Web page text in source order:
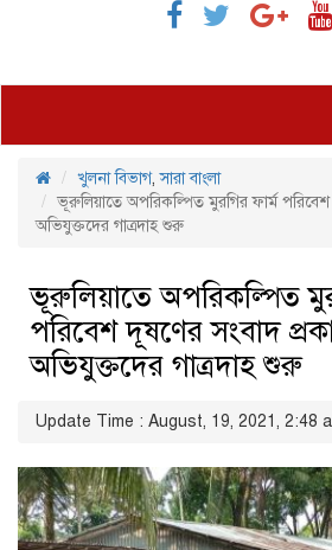
খুলনা বিভাগ,সারা বাংলা
ভূরুলিয়াতে অপরিকল্পিত মুরগির ফার্ম
অভিযুক্তদের গাত্রদাহ শুরু
ভূরুলিয়াতে অপরিকল্পিত
পরিবেশ দূষণের সংবাদ
অভিযুক্তদের গাত্রদাহ শুরু
Update Time : August, 19, 2021, 2:48